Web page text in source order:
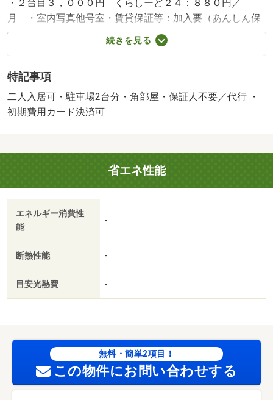
・２台目３，０００円 くらしーど２４：８８０円／
月 ・室内写真他号室・賃貸保証等：加入要（あんしん保
証株式会社利用必須 初回保証料・・・賃料総額の３
０％ 月額保証料・・・賃料総額の１．２％ 更新保証
０円～・維持費等：町会費６００円／月・静岡県のお部屋
探しはルームズ賃貸へ！・バイク置場：なし・駐輪場：な
し
続きを見る
特記事項
二人入居可・駐車場2台分・角部屋・保証人不要／代行 ・
初期費用カード決済可
省エネ性能
エネルギー消費性
能
-
断熱性能 -
目安光熱費 -
無料・簡単2項目！
この物件にお問い合わせする